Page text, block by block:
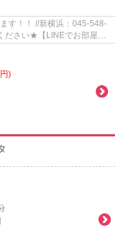
す！！ //新横浜：045-548-
ださい★【LINEでお部屋探
)